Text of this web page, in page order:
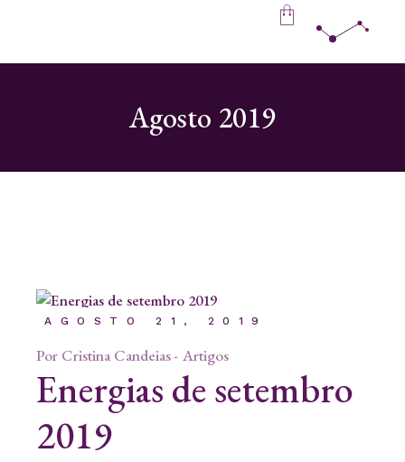
Agosto 2019
AGOSTO 21, 2019
Por Cristina Candeias Artigos
Energias de setembro
2019